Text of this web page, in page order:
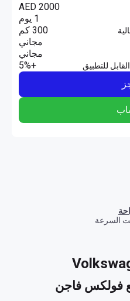
AED 2000
1 يوم
300 كم
مجاني
مجاني
للتطبيق
+5%
السرعة